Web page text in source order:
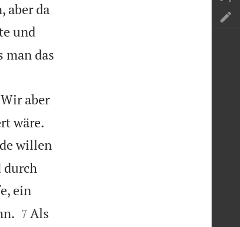
aber da
und
man das
aber
wäre.
willen
durch
ein

7 Als